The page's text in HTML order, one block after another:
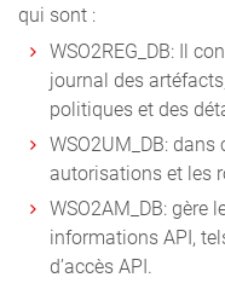
qui sont :
WSO2REG_DB: Il
journal des
politiques et des
WSO2UM_DB:
autorisations et les
WSO2AM_DB: gère
informations API,
d’accès API.